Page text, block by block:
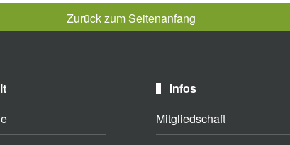
Zurück zum Seitenanfang
Infos
Mitgliedschaft